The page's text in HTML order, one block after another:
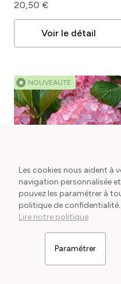
Les cookies nous aident à
navigation personnalisée
pouvez les paramétrer à
politique de confidentialité.
Lire notre politique
ParamétrerFiltrer
20,50 €
Voir le détail
★ NOUVEAUTÉ
EN STOCK
Hortensia ou Hydrangea
macrophylla So Long
Sunny Hydrangea
Le petit + : Floraison
frisottée à la couleur
1 conditionnement disponible
16,00 €